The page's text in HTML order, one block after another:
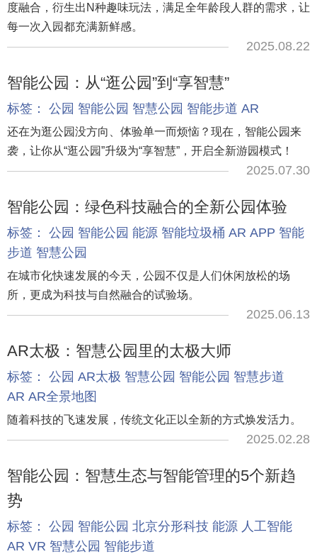
度融合，衍生出N种趣味玩法，满足全年龄段人群的需求，让
每一次入园都充满新鲜感。
2025.08.22
智能公园：从“逛公园”到“享智慧”
标签： 公园 智能公园 智慧公园 智能步道 AR
还在为逛公园没方向、体验单一而烦恼？现在，智能公园来
袭，让你从“逛公园”升级为“享智慧”，开启全新游园模式！
2025.07.30
智能公园：绿色科技融合的全新公园体验
标签： 公园 智能公园 能源 智能垃圾桶 AR APP 智能
步道 智慧公园
在城市化快速发展的今天，公园不仅是人们休闲放松的场
所，更成为科技与自然融合的试验场。
2025.06.13
AR太极：智慧公园里的太极大师
标签： 公园 AR太极 智慧公园 智能公园 智慧步道
AR AR全景地图
随着科技的飞速发展，传统文化正以全新的方式焕发活力。
2025.02.28
智能公园：智慧生态与智能管理的5个新趋
势
标签： 公园 智能公园 北京分形科技 能源 人工智能
AR VR 智慧公园 智能步道